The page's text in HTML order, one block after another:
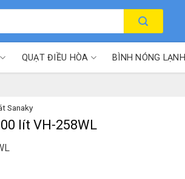
QUẠT ĐIỀU HÒA BÌNH NÓNG LẠNH
Sanaky
lít VH-258WL